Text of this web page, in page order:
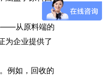
——从原料端的
为企业提供了
例如，回收的